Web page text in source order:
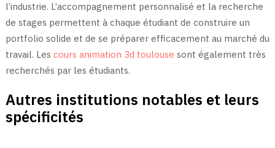
l’industrie. L’accompagnement personnalisé et la recherche
de stages permettent à chaque étudiant de construire un
portfolio solide et de se préparer efficacement au marché du
travail. Les cours animation 3d toulouse sont également très
recherchés par les étudiants.
Autres institutions notables et leurs
spécificités